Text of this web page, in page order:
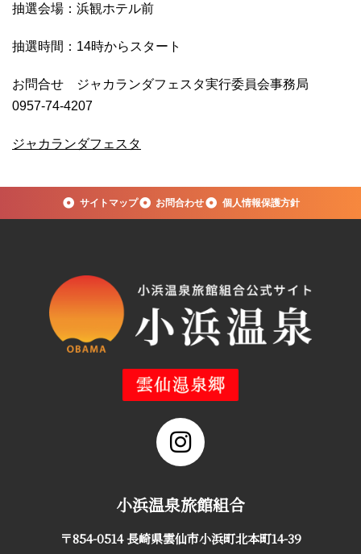
抽選会場：浜観ホテル前
抽選時間：14時からスタート
お問合せ ジャカランダフェスタ実行委員会事務局
0957-74-4207
ジャカランダフェスタ
サイトマップ お問合わせ 個人情報保護方針
小浜温泉旅館組合
〒854-0514 長崎県雲仙市小浜町北本町14-39